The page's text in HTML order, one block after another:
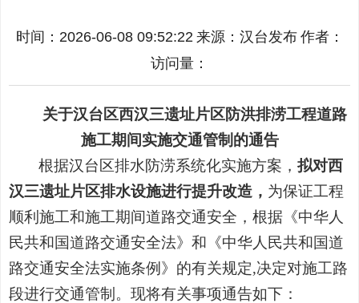
时间：2026-06-08 09:52:22 来源： 汉台发布 作者：
访问量：
关于汉台区西汉三遗址片区防洪排涝工程道路
施工期间实施交通管制的通告
根据汉台区排水防涝系统化实施方案，拟对西
汉三遗址片区排水设施进行提升改造， 为保证工程
顺利施工和施工期间道路交通安全，根据《中华人
民共和国道路交通安全法》和《中华人民共和国道
路交通安全法实施条例》的有关规定,决定对施工路
段进行交通管制。现将有关事项通告如下：